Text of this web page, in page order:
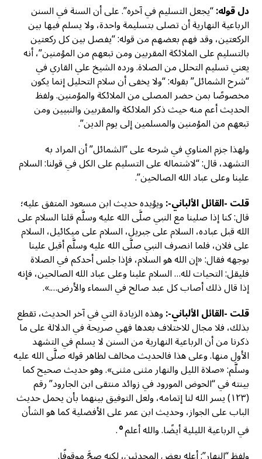
دل قوله:“يجعل التسليم في آخره”. على أن السنة في السنن
الرباعية النهارية أن تصلى بتسليمة واحدة، ولا يسلم فيها بين
الركعتين، وقد فهم بعضهم من قوله: “يفصل بين كل ركعتين
بالتسليم على الملائكة المقربين ومن تبعهم من المؤمنين”، أنه
يعني تسليم التحلل من الصلاة. ورده الشيخ علي القاري في
“شرح الشمائل” بقوله: “ولا يخفى أن سلام التحليل إنما يكون
مخصوصًا بمن حضر المصلى من الملائكة والمؤمنين. ولفظ
الحديث أعم منه حيث ذكر الملائكة والمقربين والنبيين ومن
تبعهم من المؤمنين والمسلمين إلى يوم الدين”.
ولهذا جزم المناوي في شرحه على “الشمائل” أن المراد به
التشهد، قال: “لاشتماله على التسليم على الكل في قولنا: السلام
علينا وعلى عباد الله الصالحين”.
قلت -القائل الألباني-:ويؤيده حديث ابن مسعود المتفق عليه؛
قال: كنا إذا صلينا مع النبي صلَّى الله عليه وسلَّم قلنا السلام على
الله قبل عباده، السلام على جبريل، السلام على ميكائيل، السلام
على فلان، فلما انصرف النبي صلَّى الله عليه وسلَّم أقبل علينا
بوجهه فقال: «إن الله هو السلام، فإذا جلس أحدكم في الصلاة
فليقل: التحيات لله… السلام علينا وعلى عباد الله الصالحين، فإنه
إذا قال ذلك أصاب كل عبد صالح في السماء والأرض….».
قلت -القائل الألباني-:وهذه الزيادة التي في آخر الحديث، تقطع
بذلك، فلا مجال للاختلاف بعدها فهي صريحة في الدلالة على ما
ذكرنا من أن الرباعية النهارية من السنن لا يسلم في التشهد
الأول منها. وعلى هذا فالحديث مخالف لظاهر قوله صلَّى الله عليه
وسلَّم: «صلاة الليل والنهار مثنى مثنى». وهو حديث صحيح كما
بينته في “الحوض المورود في زوائد منتقى ابن الجارود” رقم
(١٢٣) يسر الله لنا إتمامه، ولعل التوفيق بينهما بأن يحمل حديث
الباب على الجواز، وحديث ابن عمر على الأفضلية كما هو الشأن
في الرباعية الليلية أيضًا. والله أعلم٥.